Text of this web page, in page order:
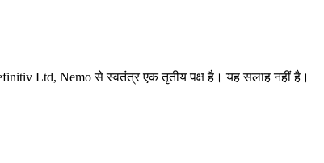
Ltd, Nemo से स्वतंत्र एक तृतीय पक्ष है। यह सलाह नहीं है।